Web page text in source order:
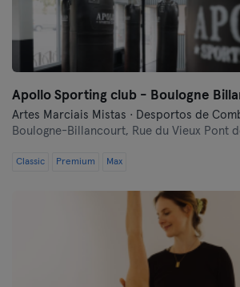
Apollo Sporting club - Boulogne
Artes Marciais Mistas · Desportos de
Boulogne-Billancourt, Rue du Vieux Pont
Classic Premium Max